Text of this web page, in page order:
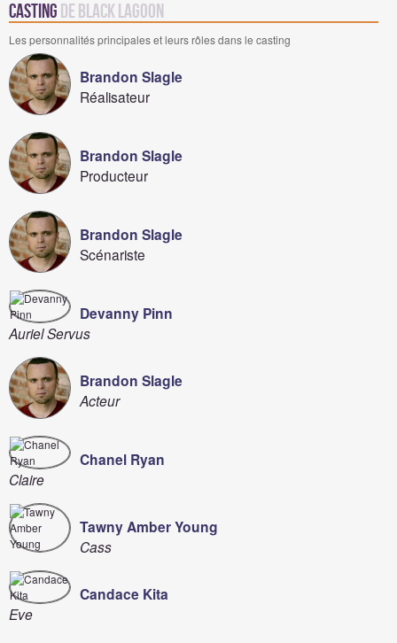
Casting de Black Lagoon
Les personnalités principales et leurs rôles dans le casting
Brandon Slagle
Réalisateur
Brandon Slagle
Producteur
Brandon Slagle
Scénariste
Devanny Pinn
Auriel Servus
Brandon Slagle
Acteur
Chanel Ryan
Claire
Tawny Amber Young
Cass
Candace Kita
Eve